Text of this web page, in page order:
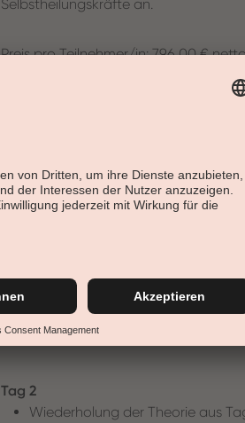
Selbstheilungskräfte an.
Preis pro Teilnehmer/in: 796,00 €
Arbeitsbereich Fußpflege
Nagelerkrankungen und
Nagelanalyse
Produktschulung und
Erklärung einer Wellness
Wellness-Pediküre Spa-
Praktisches Arbeiten
Tag 2
Wiederholung der Theorie aus